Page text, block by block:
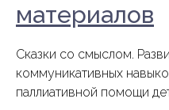
материалов
Сказки со смыслом.
коммуникативных
паллиативной помощи